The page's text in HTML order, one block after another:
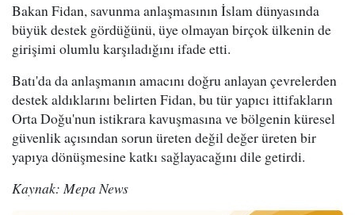
Bakan Fidan, savunma anlaşmasının İslam dünyasında
büyük destek gördüğünü, üye olmayan birçok ülkenin de
girişimi olumlu karşıladığını ifade etti.
Batı'da da anlaşmanın amacını doğru anlayan çevrelerden
destek aldıklarını belirten Fidan, bu tür yapıcı ittifakların
Orta Doğu'nun istikrara kavuşmasına ve bölgenin küresel
güvenlik açısından sorun üreten değil değer üreten bir
yapıya dönüşmesine katkı sağlayacağını dile getirdi.
Kaynak: Mepa News